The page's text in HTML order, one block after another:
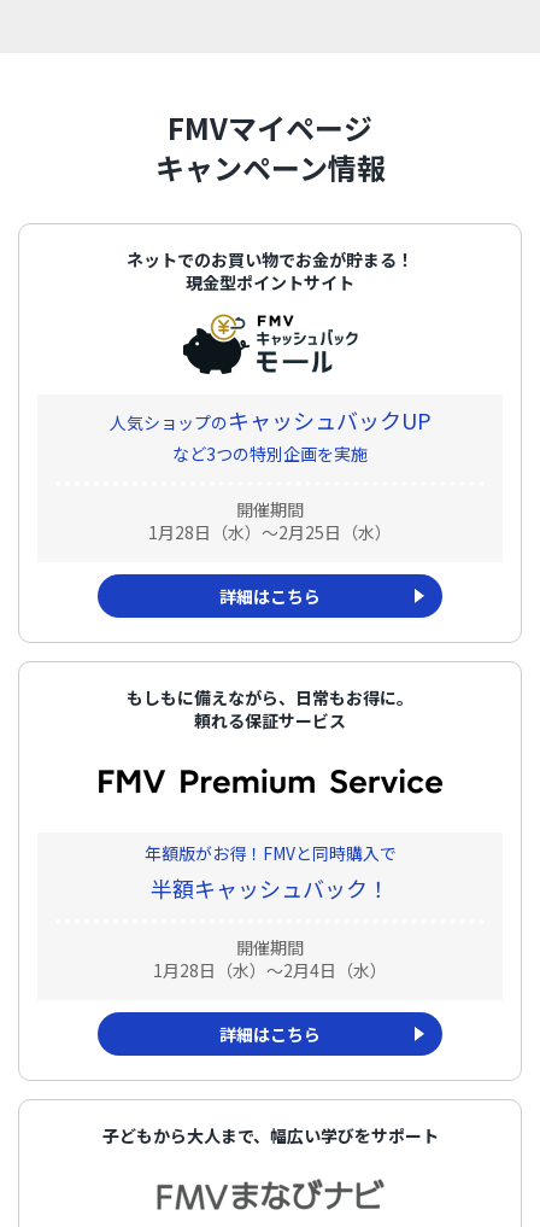
FMVマイページ
キャンペーン情報
ネットでのお買い物でお金が貯まる！
現金型ポイントサイト
人気ショップのキャッシュバックUP
など3つの特別企画を実施
開催期間
1月28日（水）～2月25日（水）
詳細はこちら
もしもに備えながら、日常もお得に。
頼れる保証サービス
年額版がお得！FMVと同時購入で
半額キャッシュバック！
開催期間
1月28日（水）～2月4日（水）
詳細はこちら
子どもから大人まで、幅広い学びをサポート